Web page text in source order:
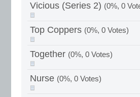
Vicious (Series 2) (0%, 0
Top Coppers (0%, 0 Votes)
Together (0%, 0 Votes)
Nurse (0%, 0 Votes)